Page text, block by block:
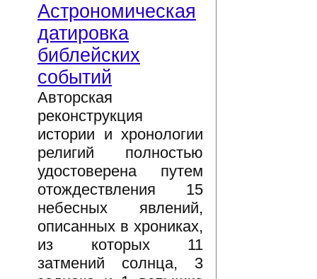
Астрономическая
датировка
библейских
событий
Авторская
реконструкция
истории и хронологии
религий полностью
удостоверена путем
отождествления 15
небесных явлений,
описанных в хрониках,
из которых 11
затмений солнца, 3